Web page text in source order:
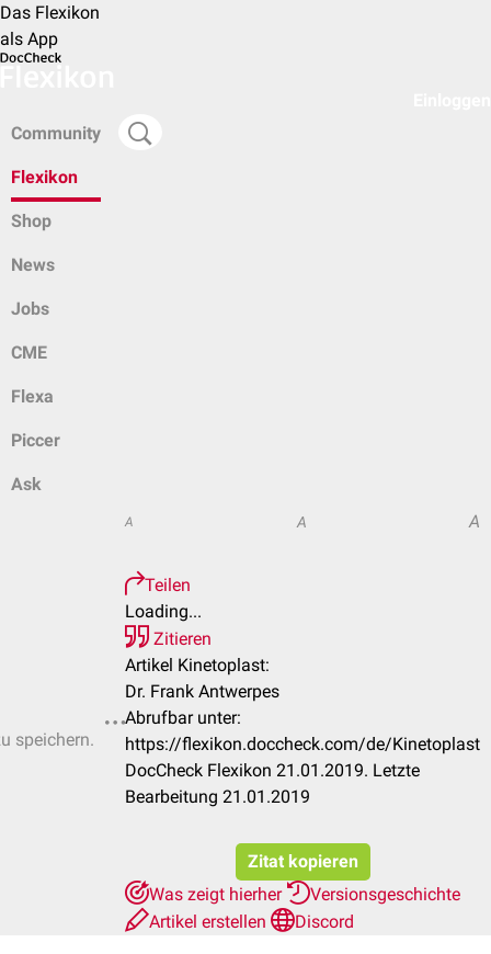
Das Flexikon
als App
Community
Flexikon
Shop
News
Jobs
CME
Flexa
Piccer
Ask
speichern.
A A A
Teilen
Loading...
Zitieren
Artikel Kinetoplast:
Dr. Frank Antwerpes
Abrufbar unter:
https://flexikon.doccheck.com/de/Kinetoplast
DocCheck Flexikon 21.01.2019. Letzte
Bearbeitung 21.01.2019
Zitat kopieren
Was zeigt hierher
Versionsgeschichte
Artikel erstellen
Discord